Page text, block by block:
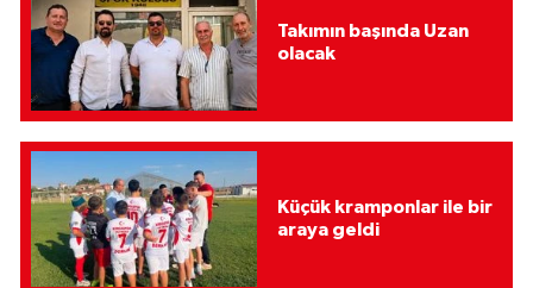
Takımın başında Uzan
olacak
Küçük kramponlar ile bir
araya geldi